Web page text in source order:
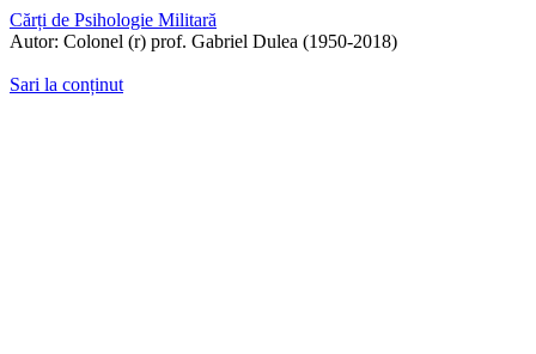
Cărți de Psihologie Militară
Autor: Colonel (r) prof. Gabriel Dulea (1950-2018)
Sari la conținut